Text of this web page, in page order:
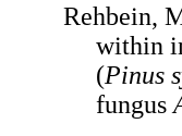
Rehbein,
within
(Pinus
fungus